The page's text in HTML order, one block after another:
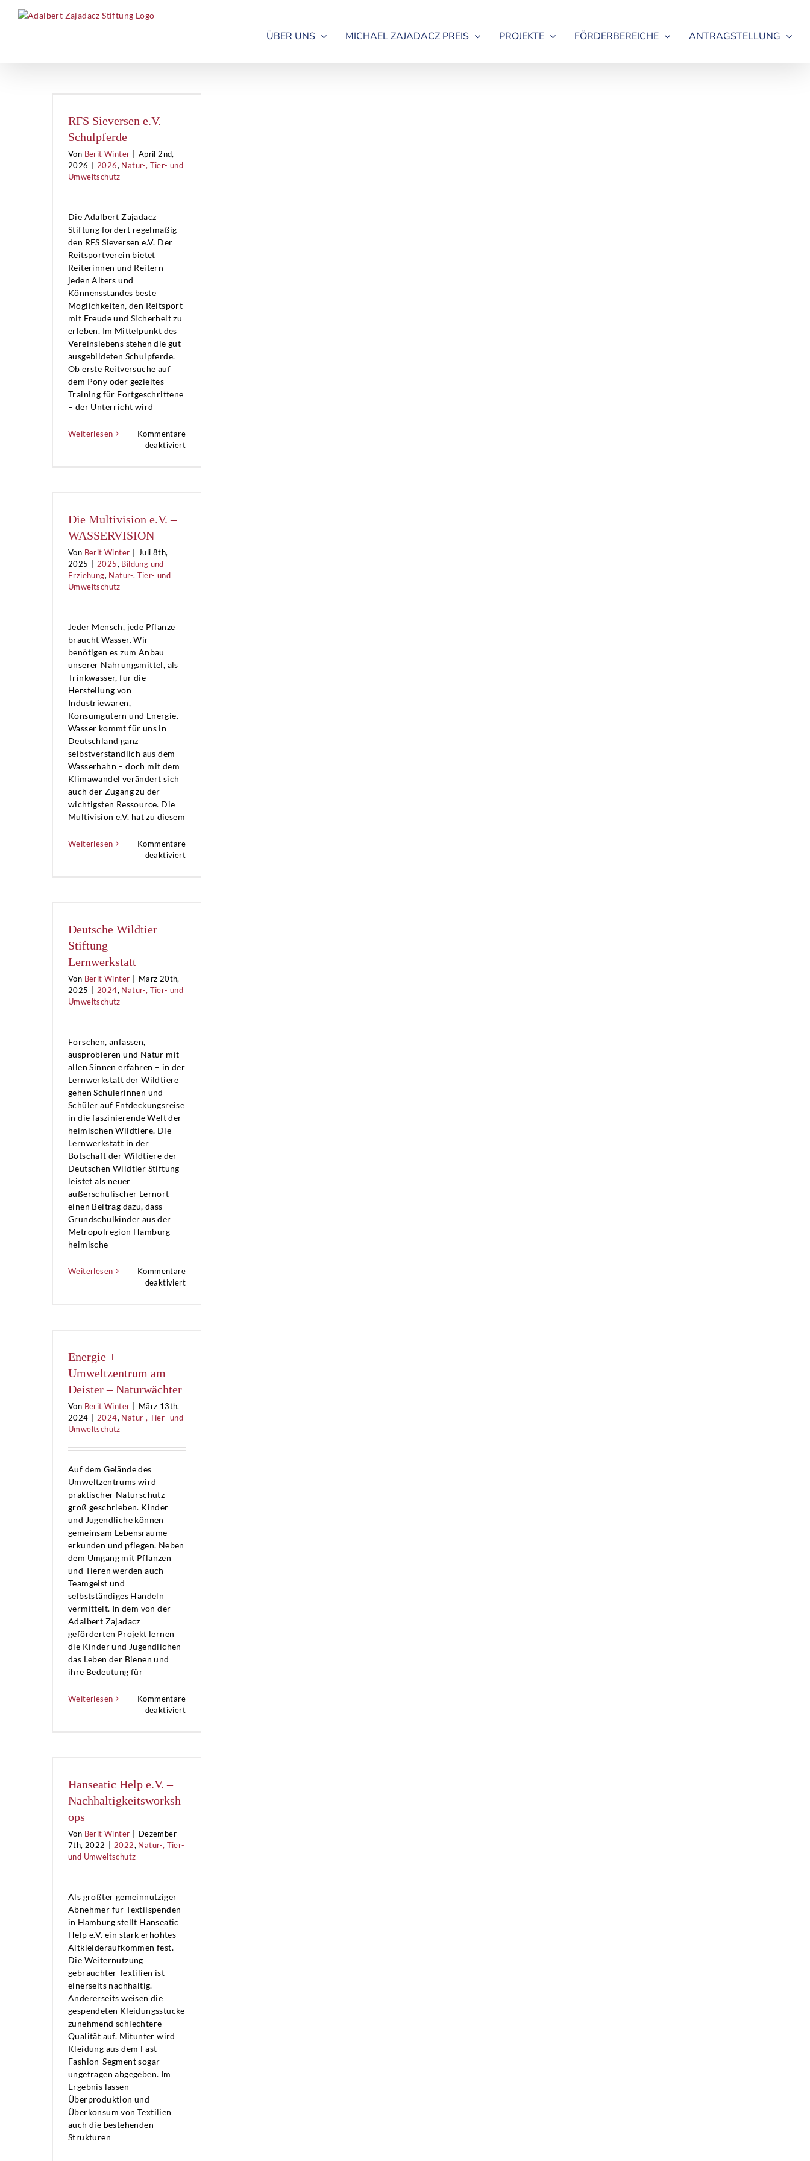
ÜBER UNS MICHAEL ZAJADACZ PREIS PROJEKTE FÖRDERBEREICHE ANTRAGSTELLUNG
RFS Sieversen e.V. –
Schulpferde
Von Berit Winter
April 2nd,
2026
2026, Natur-, Tier- und
Umweltschutz
Die Adalbert Zajadacz
Stiftung fördert regelmäßig
den RFS Sieversen e.V. Der
Reitsportverein bietet
Reiterinnen und Reitern
jeden Alters und
Könnensstandes beste
Möglichkeiten, den Reitsport
mit Freude und Sicherheit zu
erleben. Im Mittelpunkt des
Vereinslebens stehen die gut
ausgebildeten Schulpferde.
Ob erste Reitversuche auf
dem Pony oder gezieltes
Training für Fortgeschrittene
– der Unterricht wird
Weiterlesen
Kommentare
deaktiviertfür
Die Multivision e.V. –
WASSERVISION
Von Berit Winter
Juli 8th,
2025
2025, Bildung und
Erziehung, Natur-, Tier- und
Umweltschutz
Jeder Mensch, jede Pflanze
braucht Wasser. Wir
benötigen es zum Anbau
unserer Nahrungsmittel, als
Trinkwasser, für die
Herstellung von
Industriewaren,
Konsumgütern und Energie.
Wasser kommt für uns in
Deutschland ganz
selbstverständlich aus dem
Wasserhahn – doch mit dem
Klimawandel verändert sich
auch der Zugang zu der
wichtigsten Ressource. Die
Multivision e.V. hat zu diesem
Weiterlesen
Kommentare
deaktiviertfür
Deutsche Wildtier
Stiftung –
Lernwerkstatt
Von Berit Winter
März 20th,
2025
2024, Natur-, Tier- und
Umweltschutz
Forschen, anfassen,
ausprobieren und Natur mit
allen Sinnen erfahren – in der
Lernwerkstatt der Wildtiere
gehen Schülerinnen und
Schüler auf Entdeckungsreise
in die faszinierende Welt der
heimischen Wildtiere. Die
Lernwerkstatt in der
Botschaft der Wildtiere der
Deutschen Wildtier Stiftung
leistet als neuer
außerschulischer Lernort
einen Beitrag dazu, dass
Grundschulkinder aus der
Metropolregion Hamburg
heimische
Weiterlesen
Kommentare
deaktiviertfür
Energie +
Umweltzentrum am
Deister – Naturwächter
Von Berit Winter
März 13th,
2024
2024, Natur-, Tier- und
Umweltschutz
Auf dem Gelände des
Umweltzentrums wird
praktischer Naturschutz
groß geschrieben. Kinder
und Jugendliche können
gemeinsam Lebensräume
erkunden und pflegen. Neben
dem Umgang mit Pflanzen
und Tieren werden auch
Teamgeist und
selbstständiges Handeln
vermittelt. In dem von der
Adalbert Zajadacz
geförderten Projekt lernen
die Kinder und Jugendlichen
das Leben der Bienen und
ihre Bedeutung für
Weiterlesen
Kommentare
deaktiviertfür
Hanseatic Help e.V. –
Nachhaltigkeitsworksh
ops
Von Berit Winter
Dezember
7th, 2022
2022, Natur-, Tier-
und Umweltschutz
Als größter gemeinnütziger
Abnehmer für Textilspenden
in Hamburg stellt Hanseatic
Help e.V. ein stark erhöhtes
Altkleideraufkommen fest.
Die Weiternutzung
gebrauchter Textilien ist
einerseits nachhaltig.
Andererseits weisen die
gespendeten Kleidungsstücke
zunehmend schlechtere
Qualität auf. Mitunter wird
Kleidung aus dem Fast-
Fashion-Segment sogar
ungetragen abgegeben. Im
Ergebnis lassen
Überproduktion und
Überkonsum von Textilien
auch die bestehenden
Strukturen